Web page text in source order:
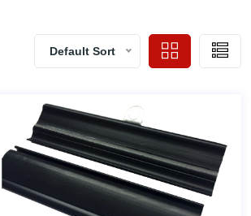
Default Sort